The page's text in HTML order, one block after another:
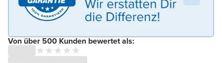
Von über 500 Kunden bewertet als: